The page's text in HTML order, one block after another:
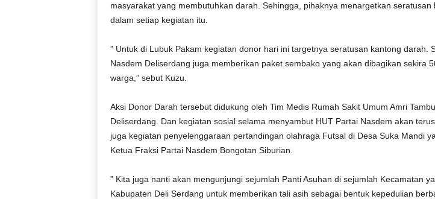
masyarakat yang membutuhkan darah. Sehingga, pihaknya menargetkan seratusan
dalam setiap kegiatan itu.
” Untuk di Lubuk Pakam kegiatan donor hari ini targetnya seratusan kantong darah.
Nasdem Deliserdang juga memberikan paket sembako yang akan dibagikan sekira
warga,” sebut Kuzu.
Aksi Donor Darah tersebut didukung oleh Tim Medis Rumah Sakit Umum Amri
Deliserdang. Dan kegiatan sosial selama menyambut HUT Partai Nasdem akan
juga kegiatan penyelenggaraan pertandingan olahraga Futsal di Desa Suka Mandi
Ketua Fraksi Partai Nasdem Bongotan Siburian.
” Kita juga nanti akan mengunjungi sejumlah Panti Asuhan di sejumlah Kecamatan
Kabupaten Deli Serdang untuk memberikan tali asih sebagai bentuk kepedulian